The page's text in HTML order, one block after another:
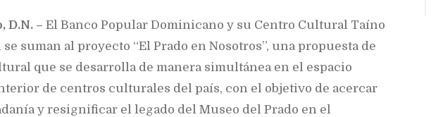
D.N. – El Banco Popular Dominicano y su Centro Cultural Taíno
se suman al proyecto “El Prado en Nosotros”, una propuesta de
que se desarrolla de manera simultánea en el espacio
de centros culturales del país, con el objetivo de acercar
y resignificar el legado del Museo del Prado en el